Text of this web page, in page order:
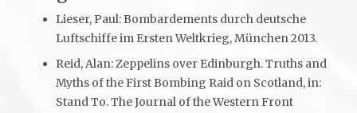
Lieser, Paul: Bombardements durch deutsche
Luftschiffe im Ersten Weltkrieg, München 2013.
Reid, Alan: Zeppelins over Edinburgh. Truths and
Myths of the First Bombing Raid on Scotland, in:
Stand To. The Journal of the Western Front